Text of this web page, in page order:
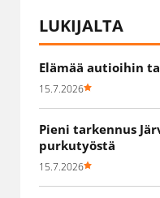
LUKIJALTA
Elämää autioihin
15.7.2026
Pieni tarkennus
purkutyöstä
15.7.2026